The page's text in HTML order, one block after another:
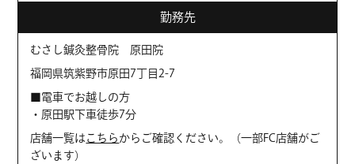
勤務先
むさし鍼灸整骨院 原田院
福岡県筑紫野市原田7丁目2-7
■電車でお越しの方
・原田駅下車徒歩7分
店舗一覧は こちら からご確認ください。（一部FC店舗がご
ざいます）